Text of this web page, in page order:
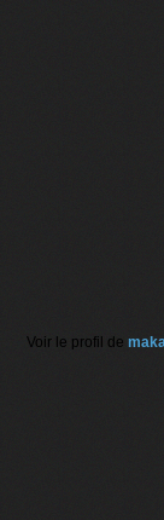
Voir le profil de